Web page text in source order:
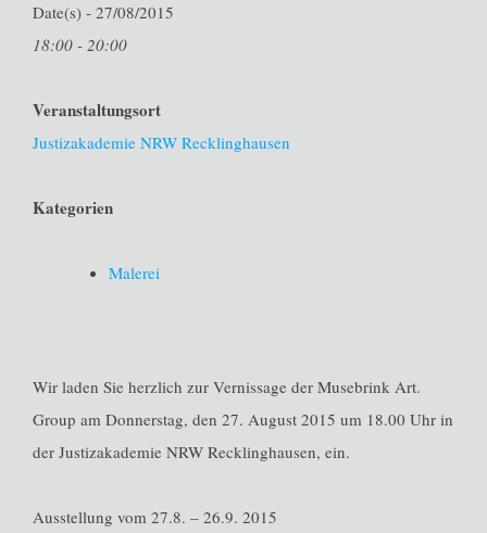
Date(s) - 27/08/2015
18:00 - 20:00
Veranstaltungsort
Justizakademie NRW Recklinghausen
Kategorien
Malerei
Wir laden Sie herzlich zur Vernissage der Musebrink Art.
Group am Donnerstag, den 27. August 2015 um 18.00 Uhr in
der Justizakademie NRW Recklinghausen, ein.
Ausstellung vom 27.8. – 26.9. 2015